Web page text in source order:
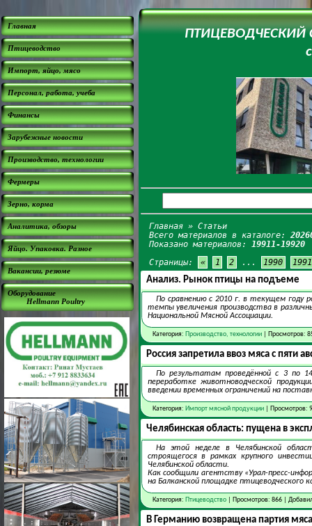
Главная
Птицеводство
Импорт, яйцо, мясо
Персонал, работа, учеба
Финансы
Зарубежные новости
Производство, технологии
Фермеры
Зерно, корма
Аналитика, обзоры
Яйцо. Упаковка. Разное
Вакансии, резюме
Оборудование
Hellmann Poultry
ПТИЦЕВОДЧЕСКИЙ
Главная » Статьи
Всего материалов в каталоге:
Показано материалов:19911-19920
Страницы:
« 1 2 ... 1990 1991
Анализ. Рынок птицы на подъеме
По сравнению с 2010 г. в текущем году
темпы увеличения производства в
Национальной Мясной Ассоциации.
Категория: Производство, технологии| Просмотров:
Россия запретила ввоз мяса с пяти
По результатам проведённой с 3 по
переработке животноводческой
введении временных ограничений на
Категория: Импорт мясной продукции| Просмотров:
Челябинская область: пущена в
На этой неделе в Челябинской
строящегося в рамках крупного
Челябинской области.
Как сообщили агентству «Урал-пресс-
на Балканской площадке птицеводческого
Категория: Птицеводство| Просмотров: 866 |
В Германию возвращена партия